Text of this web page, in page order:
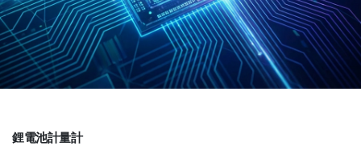
鋰電池計量計